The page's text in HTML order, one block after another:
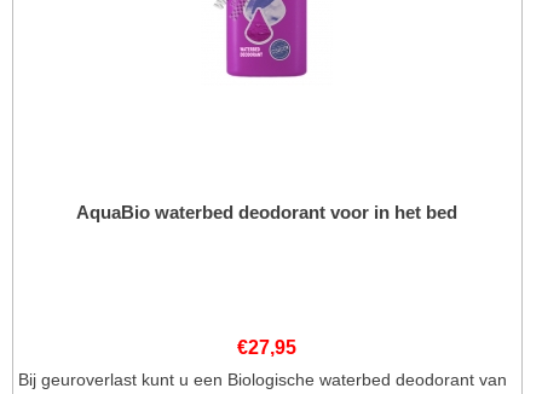
AquaBio waterbed deodorant voor in het bed
€27,95
Bij geuroverlast kunt u een Biologische waterbed deodorant van